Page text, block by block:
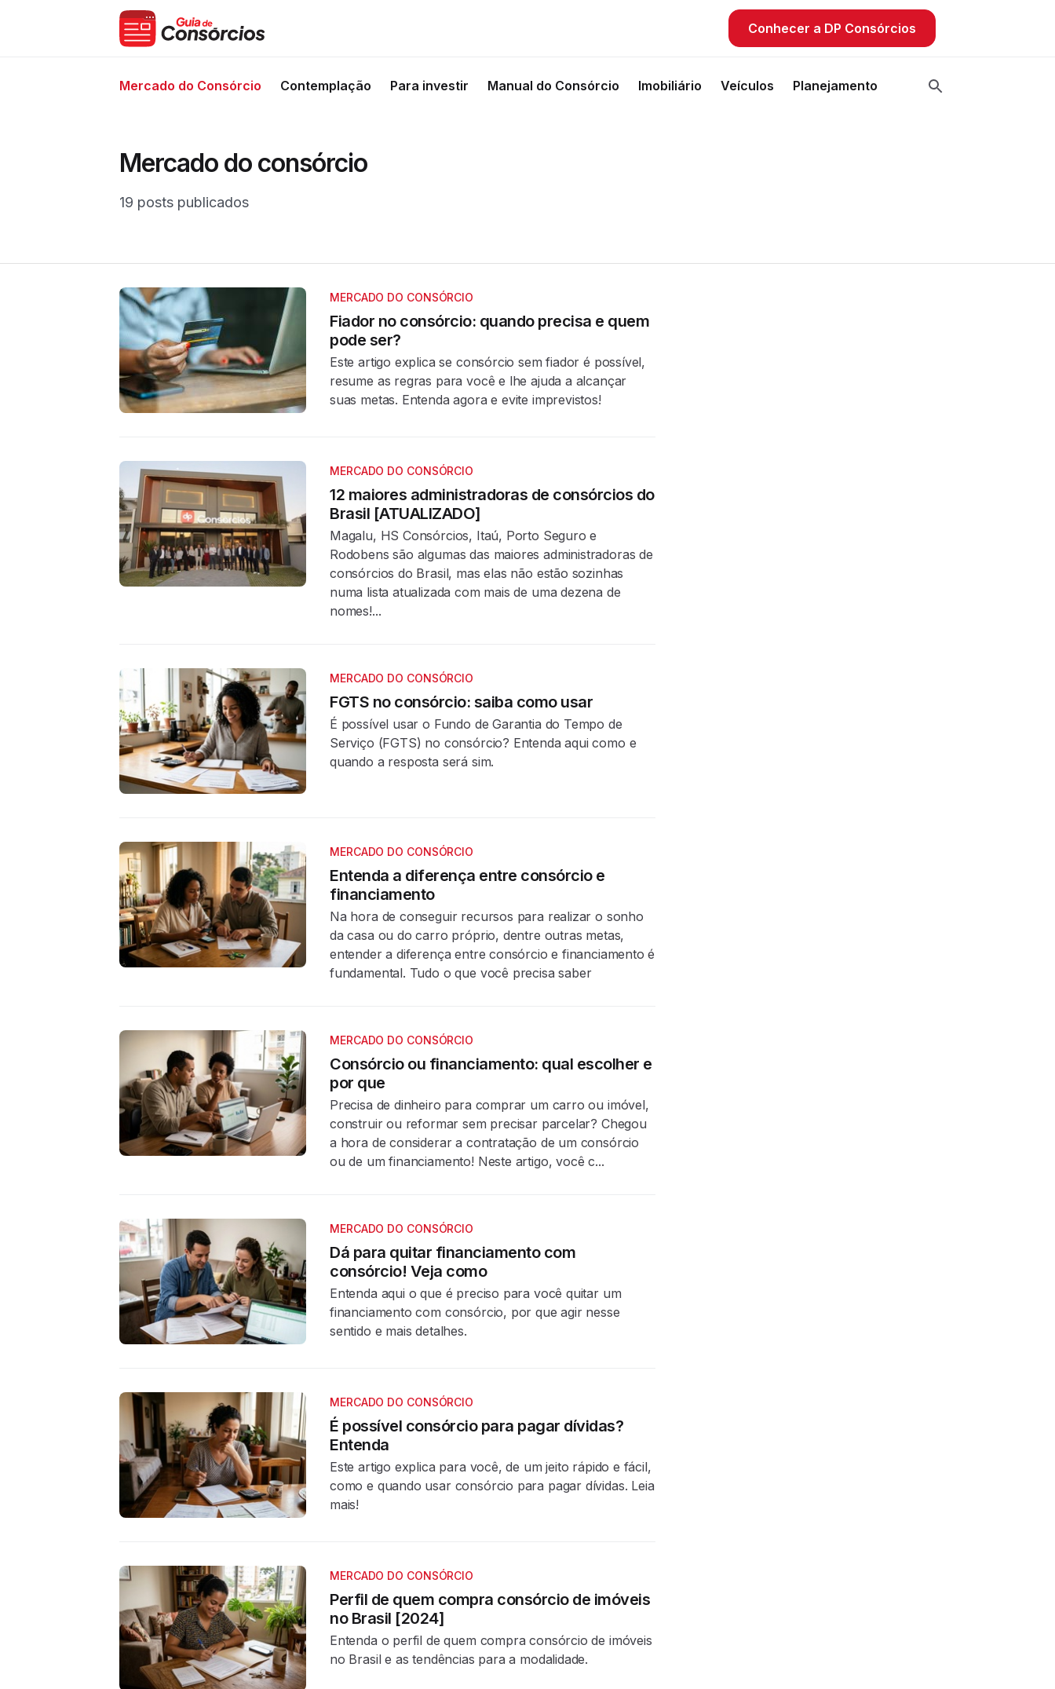
Conhecer a DP Consórcios
Mercado do Consórcio Contemplação Para investir Manual do Consórcio Imobiliário Veículos Planejamento
Mercado do consórcio
19 posts publicados
MERCADO DO CONSÓRCIO
Fiador no consórcio: quando precisa e quem
pode ser?
Este artigo explica se consórcio sem fiador é possível,
resume as regras para você e lhe ajuda a alcançar
suas metas. Entenda agora e evite imprevistos!
MERCADO DO CONSÓRCIO
12 maiores administradoras de consórcios do
Brasil [ATUALIZADO]
Magalu, HS Consórcios, Itaú, Porto Seguro e
Rodobens são algumas das maiores administradoras de
consórcios do Brasil, mas elas não estão sozinhas
numa lista atualizada com mais de uma dezena de
nomes!...
MERCADO DO CONSÓRCIO
FGTS no consórcio: saiba como usar
É possível usar o Fundo de Garantia do Tempo de
Serviço (FGTS) no consórcio? Entenda aqui como e
quando a resposta será sim.
MERCADO DO CONSÓRCIO
Entenda a diferença entre consórcio e
financiamento
Na hora de conseguir recursos para realizar o sonho
da casa ou do carro próprio, dentre outras metas,
entender a diferença entre consórcio e financiamento é
fundamental. Tudo o que você precisa saber
MERCADO DO CONSÓRCIO
Consórcio ou financiamento: qual escolher e
por que
Precisa de dinheiro para comprar um carro ou imóvel,
construir ou reformar sem precisar parcelar? Chegou
a hora de considerar a contratação de um consórcio
ou de um financiamento! Neste artigo, você c...
MERCADO DO CONSÓRCIO
Dá para quitar financiamento com
consórcio! Veja como
Entenda aqui o que é preciso para você quitar um
financiamento com consórcio, por que agir nesse
sentido e mais detalhes.
MERCADO DO CONSÓRCIO
É possível consórcio para pagar dívidas?
Entenda
Este artigo explica para você, de um jeito rápido e fácil,
como e quando usar consórcio para pagar dívidas. Leia
mais!
MERCADO DO CONSÓRCIO
Perfil de quem compra consórcio de imóveis
no Brasil [2024]
Entenda o perfil de quem compra consórcio de imóveis
no Brasil e as tendências para a modalidade.